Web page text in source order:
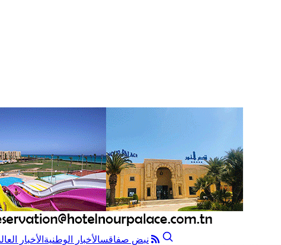
نبض صفاقسالأخبار الوطنية الأخبار